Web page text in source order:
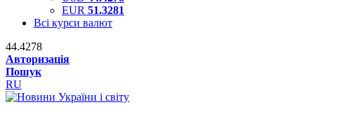
EUR 51.3281
Всі курси валют
44.4278
Авторизація
Пошук
RU